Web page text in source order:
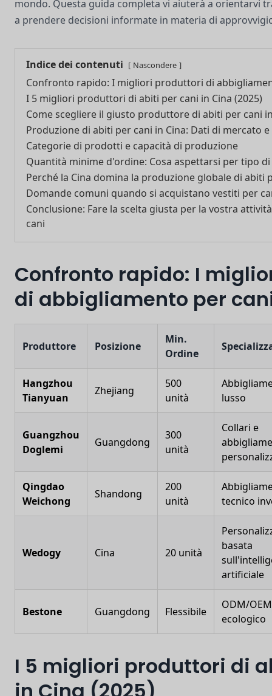
mondo. Questa guida completa vi aiuterà a orientarvi
a prendere decisioni informate in materia di
Indice dei contenuti Nascondere
Confronto rapido: I migliori produttori di
I 5 migliori produttori di abiti per cani in Cina (2025)
Come scegliere il giusto produttore di abiti per cani
Produzione di abiti per cani in Cina: Dati di mercato
Categorie di prodotti e capacità di produzione
Quantità minime d'ordine: Cosa aspettarsi per tipo
Perché la Cina domina la produzione globale di abiti
Domande comuni quando si acquistano vestiti per
Conclusione: Fare la scelta giusta per la vostra
cani
Confronto rapido: I
di abbigliamento per
Produttore Posizione
Min.
Ordine
Hangzhou
Tianyuan
Zhejiang
500
unità
lusso
Guangzhou
Doglemi
Guangdong
300
unità
Collari e
Qingdao
Weichong
Shandong
200
unità
tecnico
Wedogy Cina 20 unità
basata
artificiale
Bestone Guangdong Flessibile
ODM/OEM
ecologico
I 5 migliori produttori di